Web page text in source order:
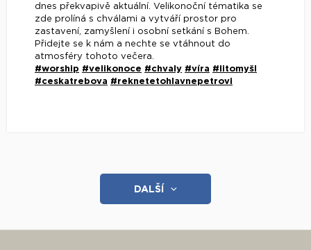
dnes překvapivě aktuální. Velikonoční tématika se
zde prolíná s chválami a vytváří prostor pro
zastavení, zamyšlení i osobní setkání s Bohem.
Přidejte se k nám a nechte se vtáhnout do
atmosféry tohoto večera.
#worship #velikonoce #chvaly #víra #litomyšl
#ceskatrebova #reknetetohlavnepetrovi
DALŠÍ